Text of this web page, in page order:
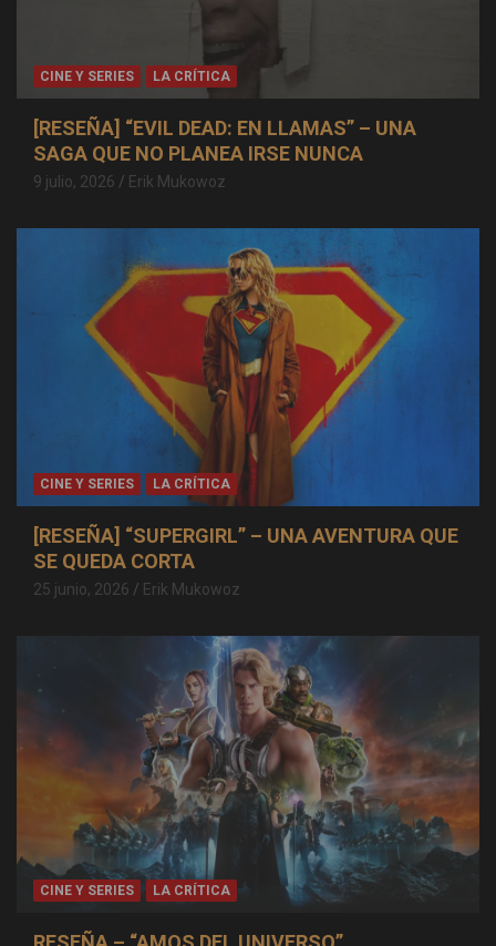
CINE Y SERIES LA CRÍTICA
[RESEÑA] “EVIL DEAD: EN LLAMAS” – UNA
SAGA QUE NO PLANEA IRSE NUNCA
9 julio, 2026 Erik Mukowoz
CINE Y SERIES LA CRÍTICA
[RESEÑA] “SUPERGIRL” – UNA AVENTURA QUE
SE QUEDA CORTA
25 junio, 2026 Erik Mukowoz
CINE Y SERIES LA CRÍTICA